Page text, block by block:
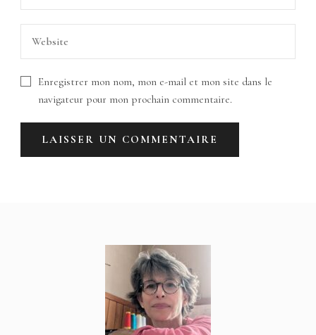
Enregistrer mon nom, mon e-mail et mon site dans le
navigateur pour mon prochain commentaire.